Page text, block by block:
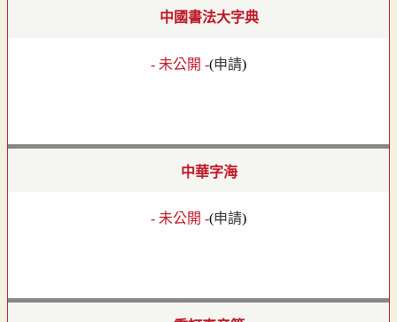
中國書法大字典
- 未公開 -(申請)
中華字海
- 未公開 -(申請)